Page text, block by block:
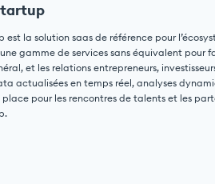
est la solution saas de référence pour
gamme de services sans équivalent pour
et les relations entrepreneurs,
actualisées en temps réel, analyses
pour les rencontres de talents et les